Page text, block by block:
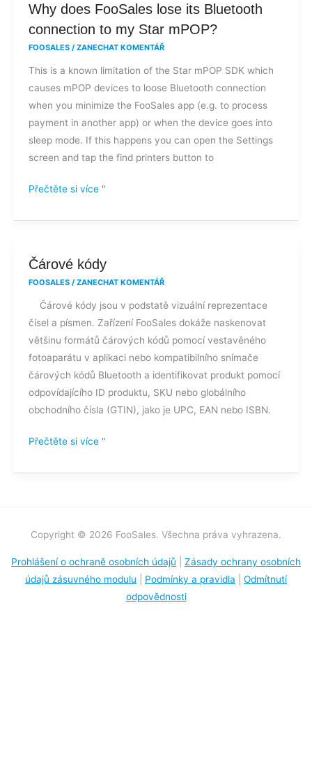
Why does FooSales lose its Bluetooth
connection to my Star mPOP?
FOOSALES / ZANECHAT KOMENTÁŘ
This is a known limitation of the Star mPOP SDK which
causes mPOP devices to loose Bluetooth connection
when you minimize the FooSales app (e.g. to process
payment in another app) or when the device goes into
sleep mode. If this happens you can open the Settings
screen and tap the find printers button to
Why
does
its
Bluetooth
connection
to
my
Star
Přečtěte si více "
Čárové kódy
FOOSALES / ZANECHAT KOMENTÁŘ
Čárové kódy jsou v podstatě vizuální reprezentace
čísel a písmen. Zařízení FooSales dokáže naskenovat
většinu formátů čárových kódů pomocí vestavěného
fotoaparátu v aplikaci nebo kompatibilního snímače
čárových kódů Bluetooth a identifikovat produkt pomocí
odpovídajícího ID produktu, SKU nebo globálního
obchodního čísla (GTIN), jako je UPC, EAN nebo ISBN.
Čárové
kódy
Přečtěte si více "
Copyright © 2026 FooSales. Všechna práva vyhrazena.
Prohlášení o ochraně osobních údajů
Zásady ochrany osobních
údajů zásuvného modulu
Podmínky a pravidla
Odmítnutí
odpovědnosti